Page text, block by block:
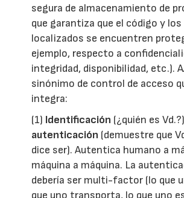
segura de almacenamiento de
que garantiza que el código y
localizados se encuentren
ejemplo, respecto a
integridad, disponibilidad, etc.).
sinónimo de control de acceso
integra:
(1) Identificación (¿quién es
autenticación (demuestre que
dice ser). Autentica humano a
máquina a máquina. La
debería ser multi-factor (lo que
que uno transporta, lo que uno